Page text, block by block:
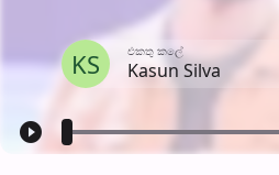
KS එක​තු කලේ
Kasun Silva